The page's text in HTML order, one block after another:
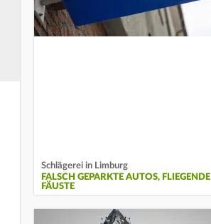
Schlägerei in Limburg
FALSCH GEPARKTE AUTOS, FLIEGENDE
FÄUSTE